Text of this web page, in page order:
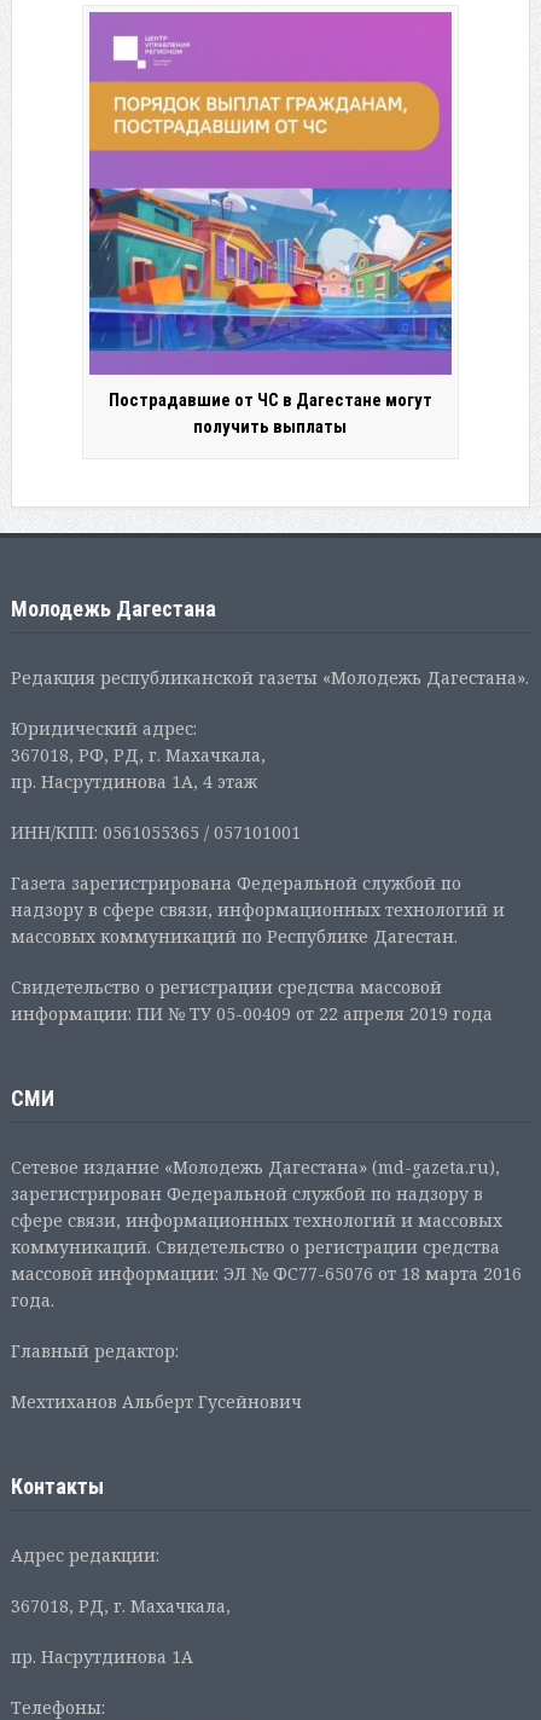
Пострадавшие от ЧС в Дагестане могут
получить выплаты
Молодежь Дагестана
Редакция республиканской газеты «Молодежь Дагестана».
Юридический адрес:
367018, РФ, РД, г. Махачкала,
пр. Насрутдинова 1А, 4 этаж
ИНН/КПП: 0561055365 / 057101001
Газета зарегистрирована Федеральной службой по
надзору в сфере связи, информационных технологий и
массовых коммуникаций по Республике Дагестан.
Свидетельство о регистрации средства массовой
информации: ПИ № ТУ 05-00409 от 22 апреля 2019 года
СМИ
Сетевое издание «Молодежь Дагестана» (md-gazeta.ru),
зарегистрирован Федеральной службой по надзору в
сфере связи, информационных технологий и массовых
коммуникаций. Свидетельство о регистрации средства
массовой информации: ЭЛ № ФС77-65076 от 18 марта 2016
года.
Главный редактор:
Мехтиханов Альберт Гусейнович
Контакты
Адрес редакции:
367018, РД, г. Махачкала,
пр. Насрутдинова 1А
Телефоны: